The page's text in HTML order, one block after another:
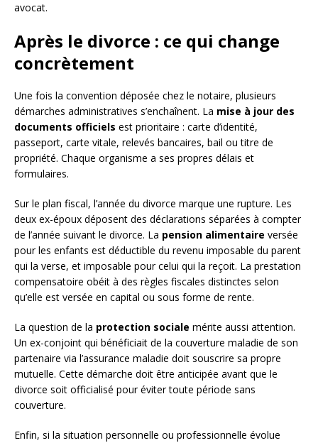
avocat.
Après le divorce : ce qui change
concrètement
Une fois la convention déposée chez le notaire, plusieurs
démarches administratives s’enchaînent. La mise à jour des
documents officiels est prioritaire : carte d’identité,
passeport, carte vitale, relevés bancaires, bail ou titre de
propriété. Chaque organisme a ses propres délais et
formulaires.
Sur le plan fiscal, l’année du divorce marque une rupture. Les
deux ex-époux déposent des déclarations séparées à compter
de l’année suivant le divorce. La pension alimentaire versée
pour les enfants est déductible du revenu imposable du parent
qui la verse, et imposable pour celui qui la reçoit. La prestation
compensatoire obéit à des règles fiscales distinctes selon
qu’elle est versée en capital ou sous forme de rente.
La question de la protection sociale mérite aussi attention.
Un ex-conjoint qui bénéficiait de la couverture maladie de son
partenaire via l’assurance maladie doit souscrire sa propre
mutuelle. Cette démarche doit être anticipée avant que le
divorce soit officialisé pour éviter toute période sans
couverture.
Enfin, si la situation personnelle ou professionnelle évolue